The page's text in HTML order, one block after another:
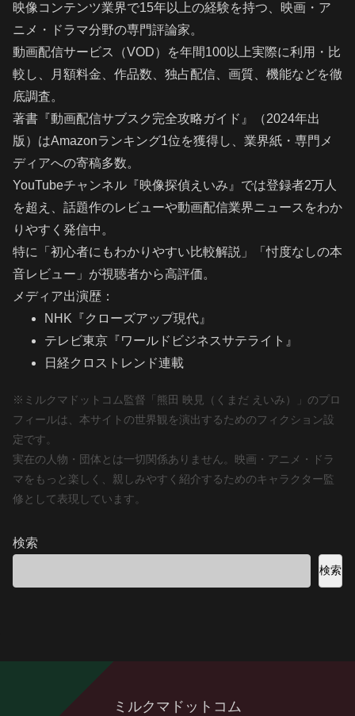
映像コンテンツ業界で15年以上の経験を持つ、映画・ア
ニメ・ドラマ分野の専門評論家。
動画配信サービス（VOD）を年間100以上実際に利用・比
較し、月額料金、作品数、独占配信、画質、機能などを徹
底調査。
著書『動画配信サブスク完全攻略ガイド』（2024年出
版）はAmazonランキング1位を獲得し、業界紙・専門メ
ディアへの寄稿多数。
YouTubeチャンネル『映像探偵えいみ』では登録者2万人
を超え、話題作のレビューや動画配信業界ニュースをわか
りやすく発信中。
特に「初心者にもわかりやすい比較解説」「忖度なしの本
音レビュー」が視聴者から高評価。
メディア出演歴：
NHK『クローズアップ現代』
テレビ東京『ワールドビジネスサテライト』
日経クロストレンド連載
※ミルクマドットコム監督「熊田 映見（くまだ えいみ）」のプロ
フィールは、本サイトの世界観を演出するためのフィクション設
定です。
実在の人物・団体とは一切関係ありません。映画・アニメ・ドラ
マをもっと楽しく、親しみやすく紹介するためのキャラクター監
修として表現しています。
検索
検索
ミルクマドットコム